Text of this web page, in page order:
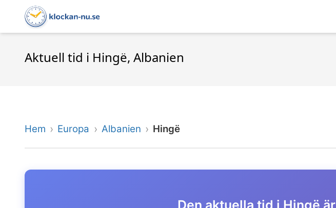
Aktuell tid i Hingë, Albanien
Hem Europa Albanien Hingë